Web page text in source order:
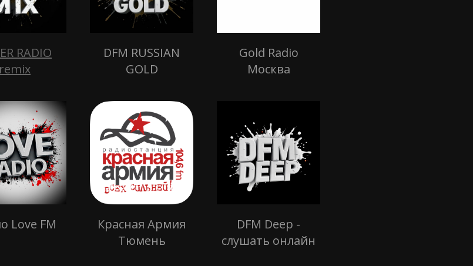
RADIO
remix
DFM RUSSIAN
GOLD
Gold Radio
Москва
Love FM
Красная Армия
Тюмень
DFM Deep -
слушать онлайн